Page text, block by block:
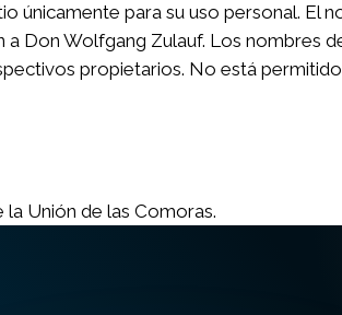
únicamente para su uso personal. El
Don Wolfgang Zulauf. Los nombres
propietarios. No está
Unión de las Comoras.